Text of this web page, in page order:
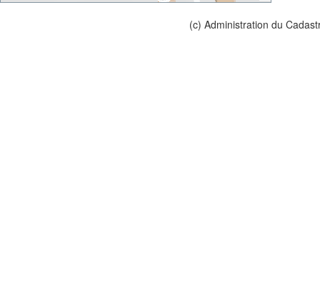
(c) Administration du